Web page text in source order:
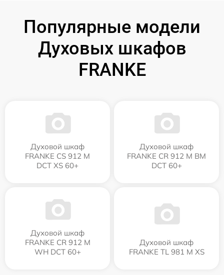
Популярные модели
Духовых шкафов
FRANKE
Духовой шкаф
FRANKE CS 912 M
DCT XS 60+
Духовой шкаф
FRANKE CR 912 M BM
DCT 60+
Духовой шкаф
FRANKE CR 912 M
WH DCT 60+
Духовой шкаф
FRANKE TL 981 M XS